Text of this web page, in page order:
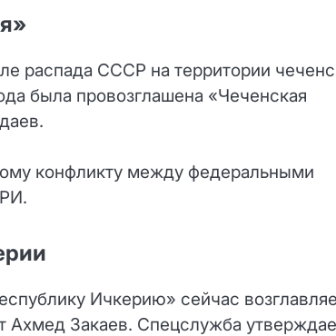
распада СССР на территории
была провозглашена «Чеченская
конфликту между федеральными
Ичкерию» сейчас
Ахмед Закаев. Спецслужба